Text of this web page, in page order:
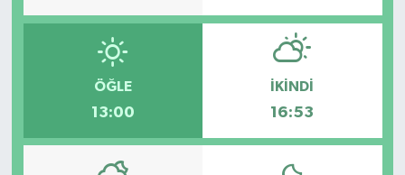
ÖĞLE
13:00
İKINDI
16:53